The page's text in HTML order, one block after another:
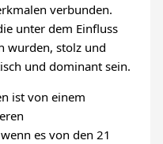
verbunden.
unter dem Einfluss
wurden, stolz und
und dominant sein.
ist von einem
es von den 21